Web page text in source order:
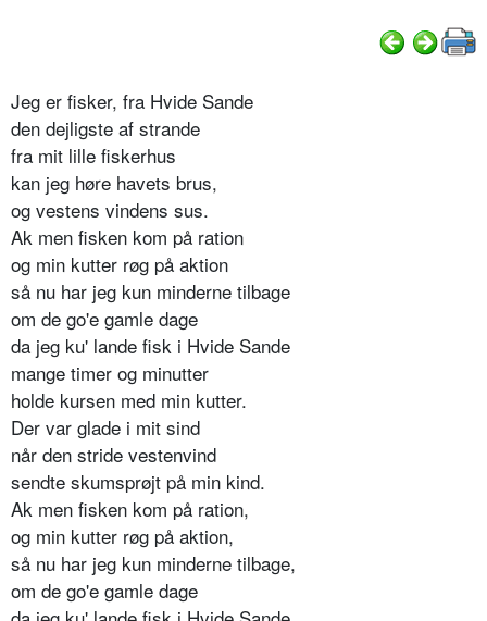
Jeg er fisker, fra Hvide Sande
den dejligste af strande
fra mit lille fiskerhus
kan jeg høre havets brus,
og vestens vindens sus.
Ak men fisken kom på ration
og min kutter røg på aktion
så nu har jeg kun minderne tilbage
om de go'e gamle dage
da jeg ku' lande fisk i Hvide Sande
mange timer og minutter
holde kursen med min kutter.
Der var glade i mit sind
når den stride vestenvind
sendte skumsprøjt på min kind.
Ak men fisken kom på ration,
og min kutter røg på aktion,
så nu har jeg kun minderne tilbage,
om de go'e gamle dage